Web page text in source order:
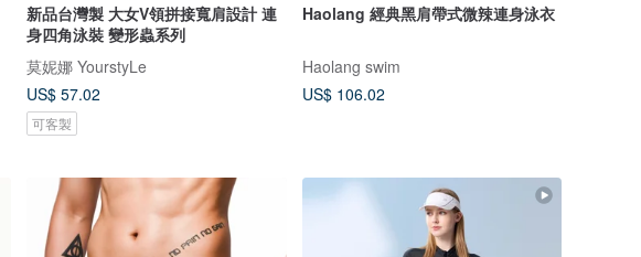
新品台灣製 大女V領拼接寬肩設計 連
身四角泳裝 變形蟲系列
莫妮娜 YourstyLe
US$ 57.02
可客製
Haolang 經典黑肩帶式微辣連身泳衣
Haolang swim
US$ 106.02